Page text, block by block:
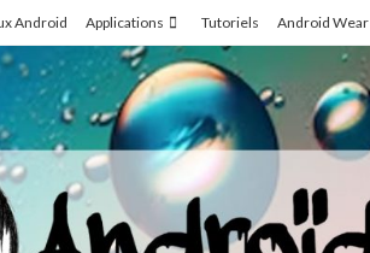
Android Applications Tutoriels Android Wear